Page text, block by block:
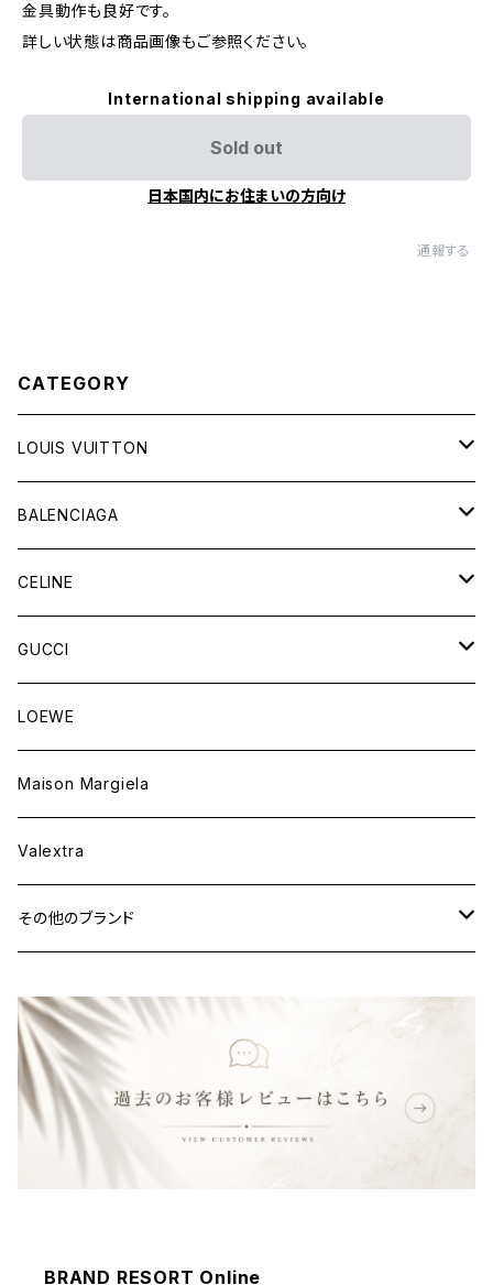
金具動作も良好です。
詳しい状態は商品画像もご参照ください。
International shipping available
Sold out
日本国内にお住まいの方向け
通報する
CATEGORY
LOUIS VUITTON
バッグ
財布&小物
ウェア
BALENCIAGA
バッグ
財布&小物
ウェア
CELINE
バッグ
財布&小物
ウェア
GUCCI
バッグ
財布&小物
ウェア
LOEWE
Maison Margiela
Valextra
その他のブランド
財布&小物
ウェア
BRAND RESORT Online